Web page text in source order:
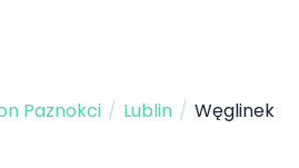
Paznokci / Lublin / Węglinek